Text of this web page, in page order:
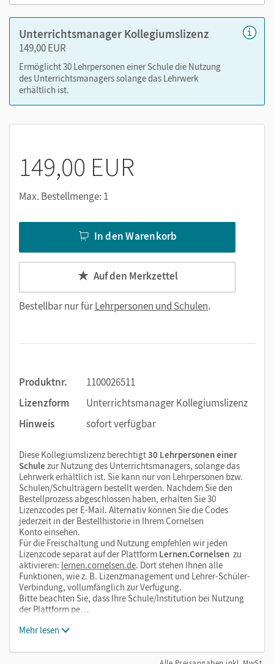
Unterrichtsmanager Kollegiumslizenz
149,00 EUR
Ermöglicht 30 Lehrpersonen einer Schule die Nutzung
des Unterrichtsmanagers solange das Lehrwerk
erhältlich ist.
149,00 EUR
Max. Bestellmenge: 1
In den Warenkorb
Auf den Merkzettel
Bestellbar nur fürLehrpersonen und Schulen.
Produktnr.
1100026511
Lizenzform
Unterrichtsmanager Kollegiumslizenz
Hinweis
sofort verfügbar
Diese Kollegiumslizenz berechtigt30 Lehrpersonen einer
Schule zur Nutzung des Unterrichtsmanagers, solange das
Lehrwerk erhältlich ist. Sie kann nur von Lehrpersonen bzw.
Schulen/Schulträgern bestellt werden. Nachdem Sie den
Bestellprozess abgeschlossen haben, erhalten Sie 30
Lizenzcodes per E-Mail. Alternativ können Sie die Codes
jederzeit in der Bestellhistorie in Ihrem Cornelsen
Konto einsehen.
Für die Freischaltung und Nutzung empfehlen wir jeden
Lizenzcode separat auf der Plattform Lernen.Cornelsen zu
aktivieren: lernen.cornelsen.de. Dort stehen Ihnen alle
Funktionen, wie z. B. Lizenzmanagement und Lehrer-Schüler-
Verbindung, vollumfänglich zur Verfügung.
Bitte beachten Sie, dass Ihre Schule/Institution bei Nutzung
der Plattform pe…
Mehr lesen